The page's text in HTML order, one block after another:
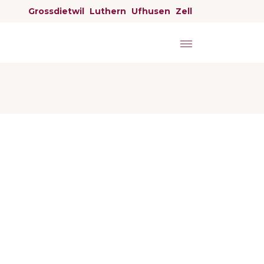
Grossdietwil Luthern Ufhusen Zell